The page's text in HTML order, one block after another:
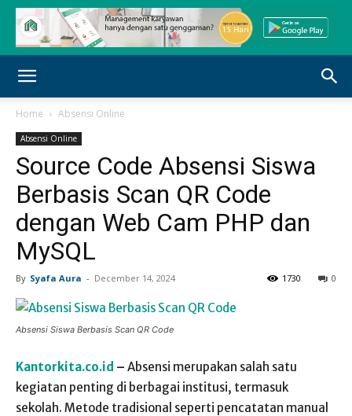
Home Absensi Online
Absensi Online
Source Code Absensi Siswa
Berbasis Scan QR Code
dengan Web Cam PHP dan
MySQL
By Syafa Aura - December 14, 2024 0
1730
Absensi Siswa Berbasis Scan QR Code
Kantorkita.co.id – Absensi merupakan salah satu
kegiatan penting di berbagai institusi, termasuk
sekolah. Metode tradisional seperti pencatatan manual